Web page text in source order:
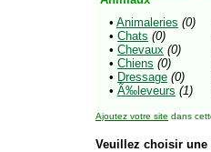
• Animaleries (0)
• Chats (0)
• Chevaux (0)
• Chiens (0)
• Dressage (0)
• Ã‰leveurs (1)
Ajoutez votre site dans
Veuillez choisir une